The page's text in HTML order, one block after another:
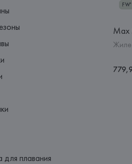
плавания
Max